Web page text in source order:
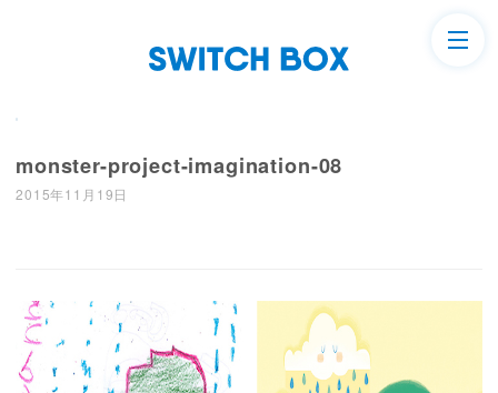
monster-project-imagination-08
2015年11月19日